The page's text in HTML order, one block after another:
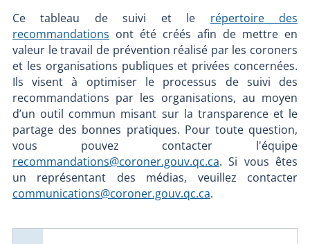
Ce tableau de suivi et le répertoire des
recommandations ont été créés afin de mettre en
valeur le travail de prévention réalisé par les coroners
et les organisations publiques et privées concernées.
Ils visent à optimiser le processus de suivi des
recommandations par les organisations, au moyen
d’un outil commun misant sur la transparence et le
partage des bonnes pratiques. Pour toute question,
vous pouvez contacter l'équipe
recommandations@coroner.gouv.qc.ca. Si vous êtes
un représentant des médias, veuillez contacter
communications@coroner.gouv.qc.ca.